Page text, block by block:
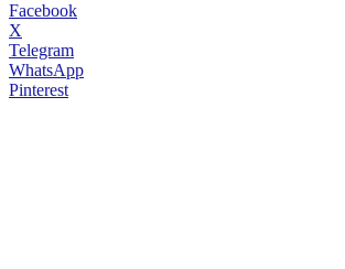
Facebook
X
Telegram
WhatsApp
Pinterest